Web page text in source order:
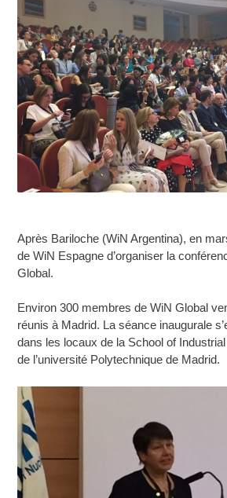
Après Bariloche (WiN Argentina), en
de WiN Espagne d’organiser la
Global.
Environ 300 membres de WiN Global
réunis à Madrid. La séance inaugurale
dans les locaux de la School of
de l’université Polytechnique de Madrid.